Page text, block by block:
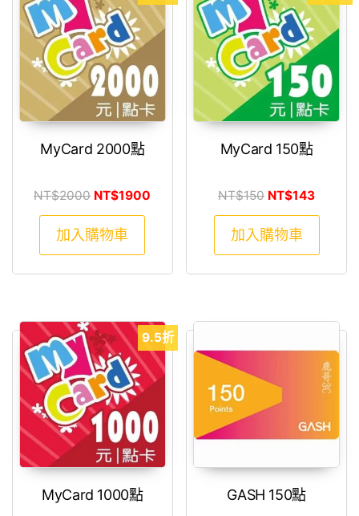
MyCard 2000點
NT$2000 原始價格：NT$2000。
NT$1900 目前價格：NT$1900。
加入購物車
MyCard 150點
NT$150 原始價格：
NT$143目前價
加入購物車
9.5折
MyCard 1000點 GASH 150點